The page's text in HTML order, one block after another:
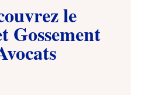
le
Gossement